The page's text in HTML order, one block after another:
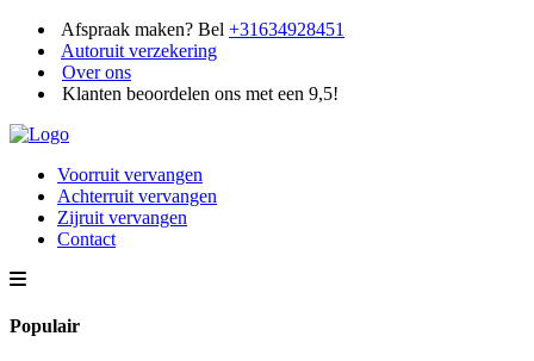
Afspraak maken? Bel +31634928451
Autoruit verzekering
Over ons
Klanten beoordelen ons met een 9,5!
Voorruit vervangen
Achterruit vervangen
Zijruit vervangen
Contact
Populair